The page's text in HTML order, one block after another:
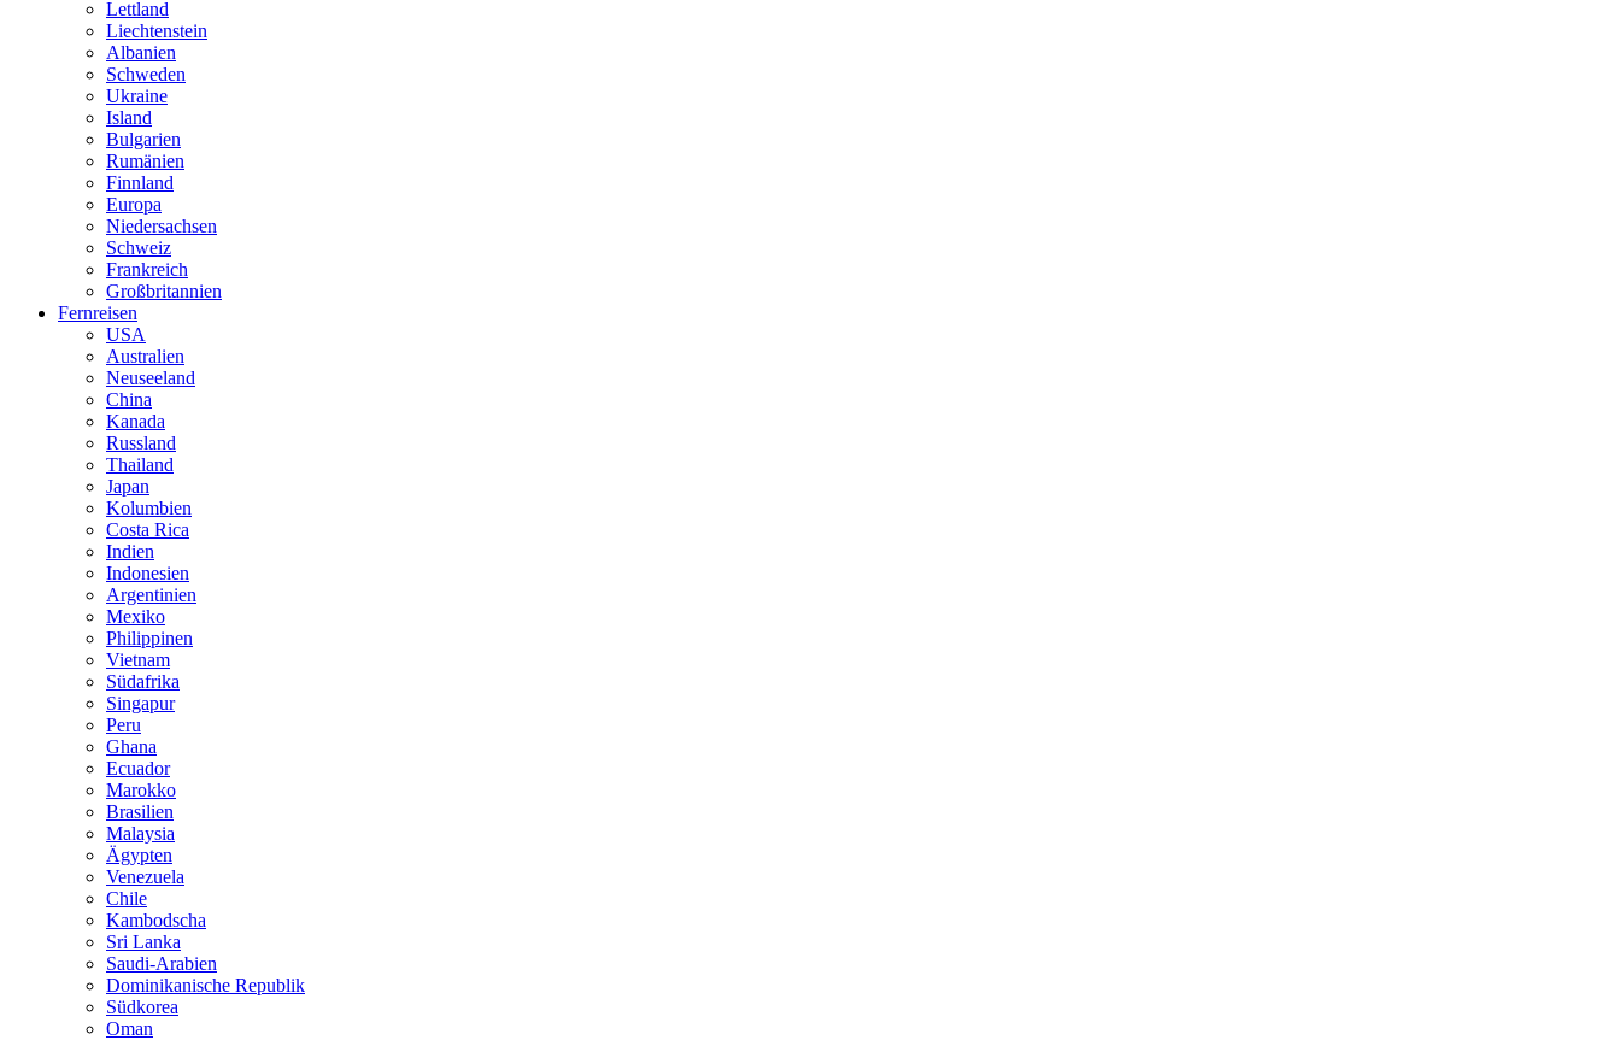
Lettland
Liechtenstein
Albanien
Schweden
Ukraine
Island
Bulgarien
Rumänien
Finnland
Europa
Niedersachsen
Schweiz
Frankreich
Großbritannien
Fernreisen
USA
Australien
Neuseeland
China
Kanada
Russland
Thailand
Japan
Kolumbien
Costa Rica
Indien
Indonesien
Argentinien
Mexiko
Philippinen
Vietnam
Südafrika
Singapur
Peru
Ghana
Ecuador
Marokko
Brasilien
Malaysia
Ägypten
Venezuela
Chile
Kambodscha
Sri Lanka
Saudi-Arabien
Dominikanische Republik
Südkorea
Oman